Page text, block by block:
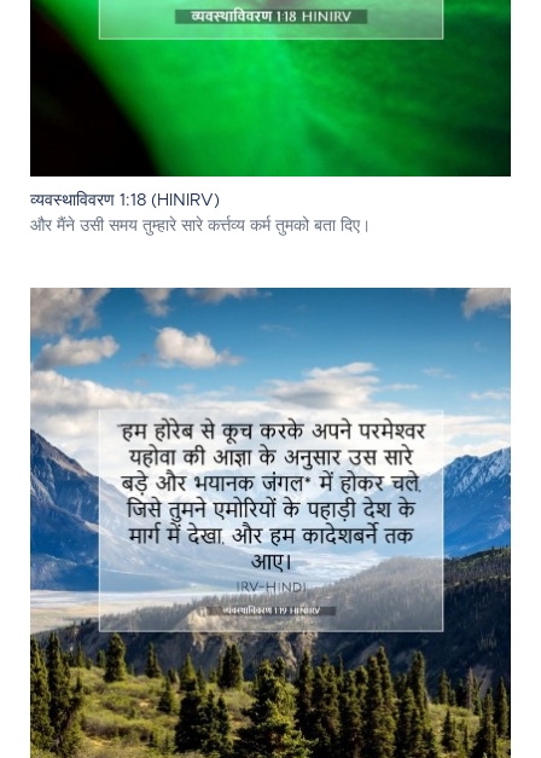
व्यवस्थाविवरण 1:18 (HINIRV)
और मैंने उसी समय तुम्हारे सारे कर्त्तव्य कर्म तुमको बता दिए।